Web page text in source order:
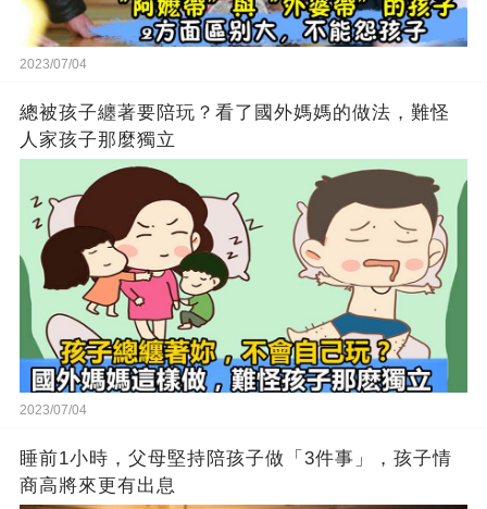
2023/07/04
總被孩子纏著要陪玩？看了國外媽媽的做法，難怪
人家孩子那麼獨立
2023/07/04
睡前1小時，父母堅持陪孩子做「3件事」，孩子情
商高將來更有出息